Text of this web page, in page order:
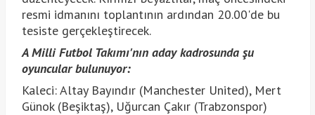
resmi idmanını toplantının ardından 20.00'de bu
tesiste gerçekleştirecek.
A Milli Futbol Takımı'nın aday kadrosunda şu
oyuncular bulunuyor:
Kaleci: Altay Bayındır (Manchester United), Mert
Günok (Beşiktaş), Uğurcan Çakır (Trabzonspor)